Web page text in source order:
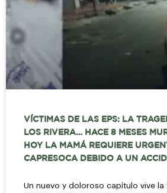
VÍCTIMAS DE LAS EPS: LA
LOS RIVERA… HACE 8 MESES
HOY LA MAMÁ REQUIERE
CAPRESOCA DEBIDO A UN
Un nuevo y doloroso capítulo vive la